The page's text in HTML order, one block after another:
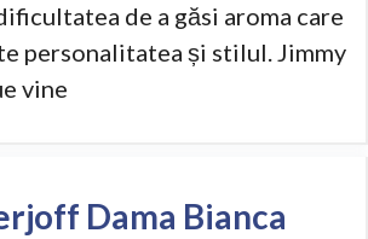
de a găsi aroma care
personalitatea și stilul. Jimmy
vine
Dama Bianca